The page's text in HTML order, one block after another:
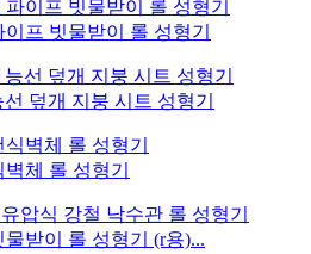
프 빗물받이 롤 성형기
선 덮개 지붕 시트 성형기
체 롤 성형기
받이 롤 성형기 (r용)...